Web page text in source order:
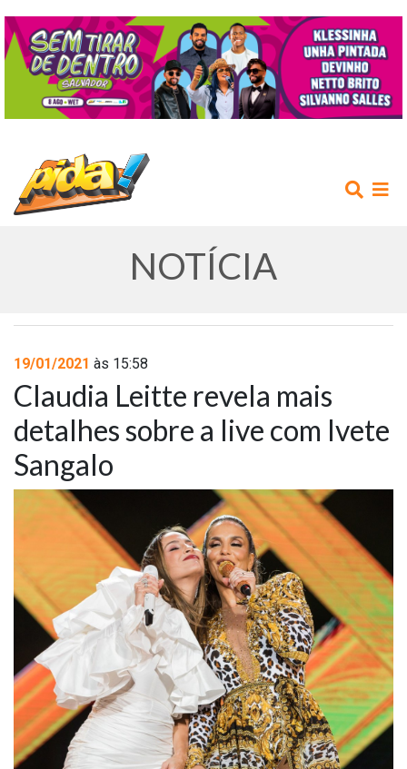
AGENDA
NOTÍCIAS
VÍDEOS
PROMOÇÕES
CONTATO
NOTÍCIA
19/01/2021 às 15:58
Claudia Leitte revela mais
detalhes sobre a live com Ivete
Sangalo